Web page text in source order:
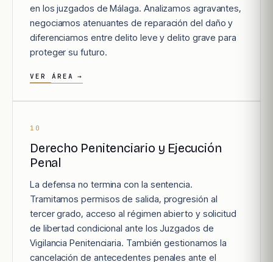
en los juzgados de Málaga. Analizamos agravantes,
negociamos atenuantes de reparación del daño y
diferenciamos entre delito leve y delito grave para
proteger su futuro.
VER ÁREA →
10
Derecho Penitenciario y Ejecución
Penal
La defensa no termina con la sentencia.
Tramitamos permisos de salida, progresión al
tercer grado, acceso al régimen abierto y solicitud
de libertad condicional ante los Juzgados de
Vigilancia Penitenciaria. También gestionamos la
cancelación de antecedentes penales ante el